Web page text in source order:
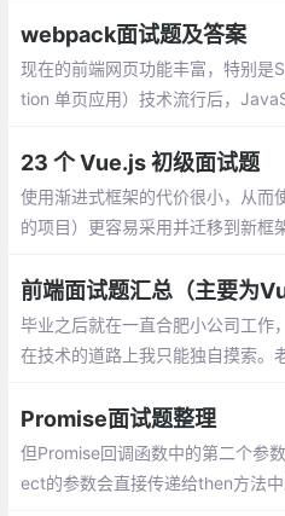
数组件和类组件当然是有区别的
webpack面试题及答案
现在的前端网页功能丰富，特别
tion 单页应用）技术流行后，
工作
23 个 Vue.js 初级面试题
使用渐进式框架的代价很小，从而
的项目）更容易采用并迁移到新框
序。
前端面试题汇总（主要为
毕业之后就在一直合肥小公司工作
在技术的道路上我只能独自摸索。
杭州，这里的互联网公司应该是合
Promise面试题整理
但Promise回调函数中的第二个参
ect的参数会直接传递给then方法